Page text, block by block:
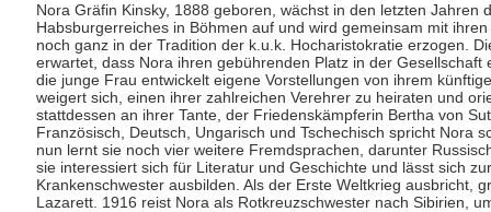
Nora Gräfin Kinsky, 1888 geboren, wächst in den letzten Jahren
Habsburgerreiches in Böhmen auf und wird gemeinsam mit
noch ganz in der Tradition der k.u.k. Hocharistokratie erzogen.
erwartet, dass Nora ihren gebührenden Platz in der Gesellschaft
die junge Frau entwickelt eigene Vorstellungen von ihrem
weigert sich, einen ihrer zahlreichen Verehrer zu heiraten und
stattdessen an ihrer Tante, der Friedenskämpferin Bertha von
Französisch, Deutsch, Ungarisch und Tschechisch spricht Nora
nun lernt sie noch vier weitere Fremdsprachen, darunter
sie interessiert sich für Literatur und Geschichte und lässt sich zur
Krankenschwester ausbilden. Als der Erste Weltkrieg ausbricht,
Lazarett. 1916 reist Nora als Rotkreuzschwester nach Sibirien,